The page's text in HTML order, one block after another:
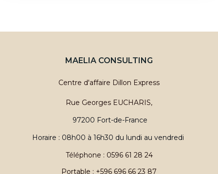
MAELIA CONSULTING
Centre d'affaire Dillon Express
Rue Georges EUCHARIS,
97200 Fort-de-France
Horaire : 08h00 à 16h30 du lundi au vendredi
Téléphone : 0596 61 28 24
Portable : +596 696 66 23 87